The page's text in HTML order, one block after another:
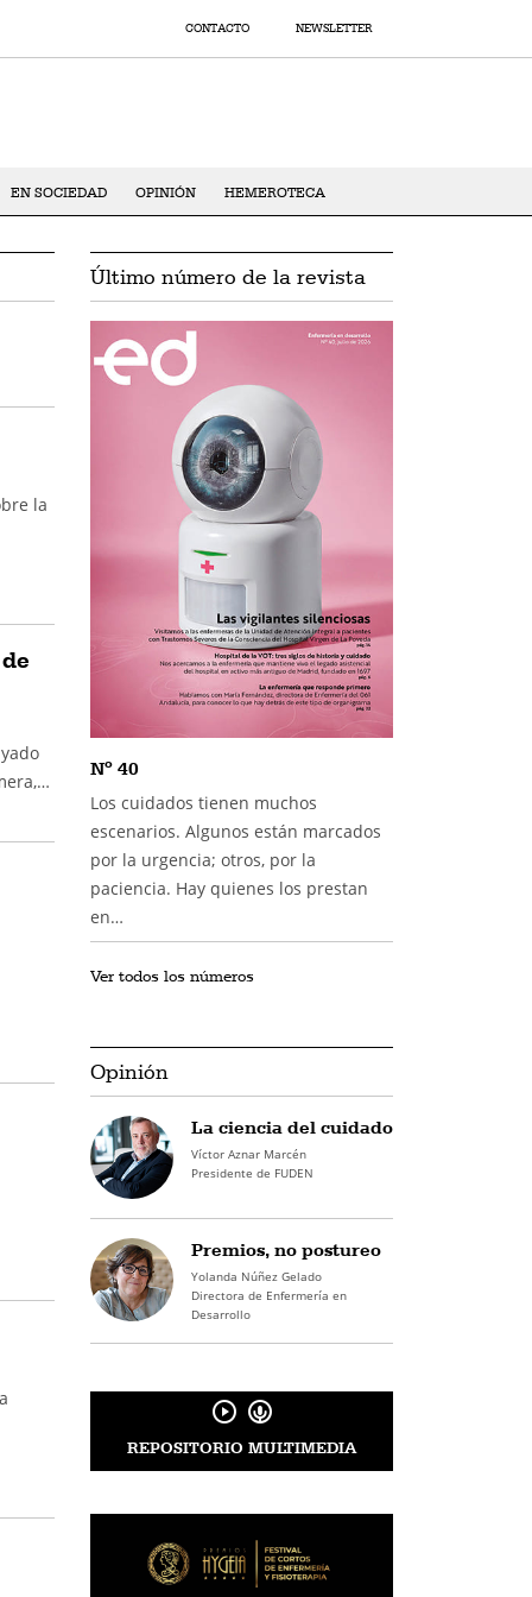
CONTACTO NEWSLETTER
EN SOCIEDAD OPINIÓN HEMEROTECA
la
Último número de la revista
Nº 40
Los cuidados tienen muchos
escenarios. Algunos están marcados
por la urgencia; otros, por la
paciencia. Hay quienes los prestan
en…
Ver todos los números
Opinión
La ciencia del cuidado
Víctor Aznar Marcén
Presidente de FUDEN
Premios, no postureo
Yolanda Núñez Gelado
Directora de Enfermería en
Desarrollo
REPOSITORIO MULTIMEDIA